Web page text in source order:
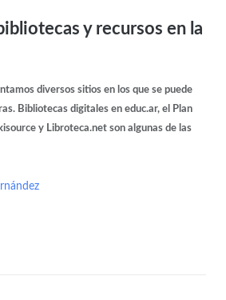
y recursos en la
diversos sitios en los que se puede
Bibliotecas digitales en educ.ar, el Plan
y Libroteca.net son algunas de las